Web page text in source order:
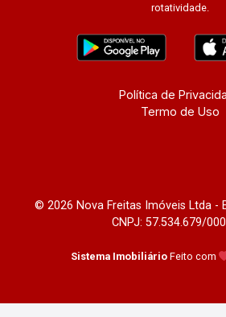
rotatividade.
Política de
Termo de Uso
© 2026 Nova Freitas Imóveis Ltda -
CNPJ: 57.534.679/
Sistema Imobiliário Feito com